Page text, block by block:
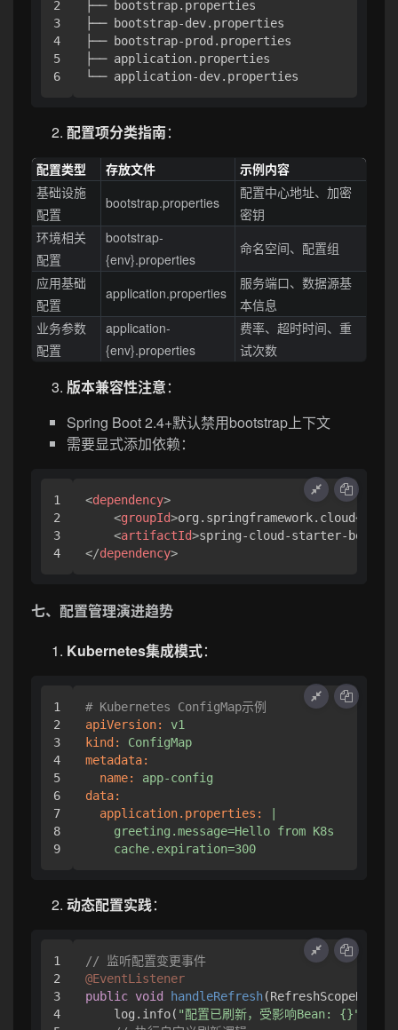
2
3
4
5
├── bootstrap.properties
├── bootstrap-dev.properties
├── bootstrap-prod .properties
├── application.properties
└── application-dev.properties
配置项分类指南：
配置类型 存放文件
示例内容
基础设施
配置
bootstrap.properties
配置中心地址、加密
密钥
环境相关
配置
bootstrap-
{env}.properties
命名空间、配置组
应用基础
配置
application.properties
服务端口、数据源基
本信息
业务参数
配置
application-
{env}.properties
费率、超时时间、重
试次数
版本兼容性注意：
Spring Boot 2.4+默认禁用bootstrap上下文
需要显式添加依赖：
1
2
3
<dependency>
<groupId>org.springframework.cloud</
<artifactId>spring-cloud-starter-
</dependency>
七、配置管理演进趋势
Kubernetes集成模式：
1
2
3
4
5
6
7
8
# Kubernetes ConfigMap示例
apiVersion:
v1
kind:
ConfigMap
metadata:
name:
app-config
data:
application.properties:
    greeting.message=Hello from K8s
动态配置实践：
1
2
3
4
// 监听配置变更事件
@EventListener
public void handleRefresh
    log.info(
"配置已刷新，受影响Bean: {}"